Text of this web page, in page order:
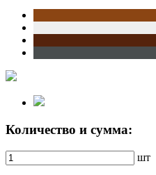
Количество и сумма:
шт